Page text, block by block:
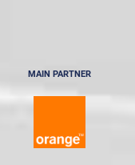
MAIN PARTNER